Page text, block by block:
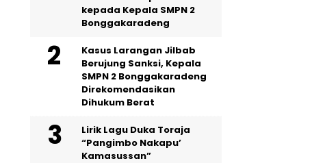
kepada Kepala SMPN 2
Bonggakaradeng
Kasus Larangan Jilbab
Berujung Sanksi, Kepala
SMPN 2 Bonggakaradeng
Direkomendasikan
Dihukum Berat
Lirik Lagu Duka Toraja
“Pangimbo Nakapu’
Kamasussan”